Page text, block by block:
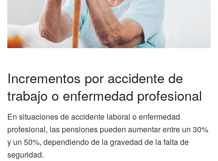
Incrementos por accidente de
trabajo o enfermedad profesional
En situaciones de accidente laboral o enfermedad
profesional, las pensiones pueden aumentar entre un 30%
y un 50%, dependiendo de la gravedad de la falta de
seguridad.